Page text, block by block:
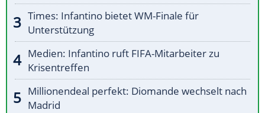
Times: Infantino bietet WM-Finale für
Unterstützung
Medien: Infantino ruft FIFA-Mitarbeiter zu
Krisentreffen
Millionendeal perfekt: Diomande wechselt nach
Madrid